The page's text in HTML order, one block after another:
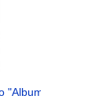
"Album de